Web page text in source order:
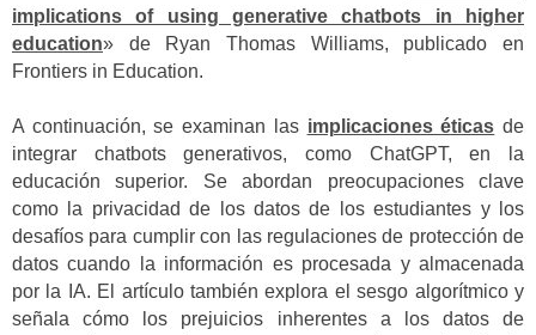
implications of using generative chatbots in higher
education» de Ryan Thomas Williams, publicado en
Frontiers in Education.
A continuación, se examinan las implicaciones éticas de
integrar chatbots generativos, como ChatGPT, en la
educación superior. Se abordan preocupaciones clave
como la privacidad de los datos de los estudiantes y los
desafíos para cumplir con las regulaciones de protección de
datos cuando la información es procesada y almacenada
por la IA. El artículo también explora el sesgo algorítmico y
señala cómo los prejuicios inherentes a los datos de